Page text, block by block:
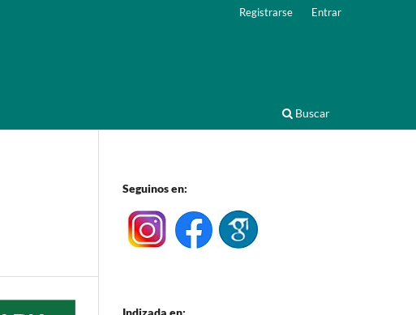
Buscar
Registrarse Entrar
Seguinos en:
Indizada en: